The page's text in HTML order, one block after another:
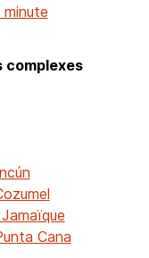
complexes
Cana